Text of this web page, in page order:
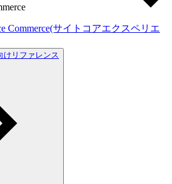
Commerce(サイトコアエクスペリエ
けリファレンス